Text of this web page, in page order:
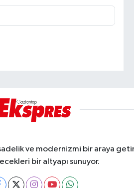
ve modernizmi bir araya
bir altyapı sunuyor.